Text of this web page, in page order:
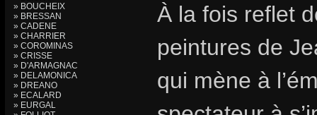
» BOUCHEIX
» BRESSAN
» CADENE
» CHARRIER
» COROMINAS
» CRISSE
» D'ARMAGNAC
» DELAMONICA
» DREANO
» ECALARD
» EURGAL
À la fois reflet
peintures de
qui mène à